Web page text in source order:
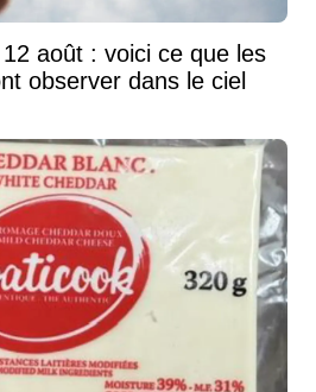
août : voici ce que les
observer dans le ciel